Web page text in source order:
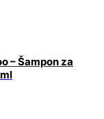
– Šampon za